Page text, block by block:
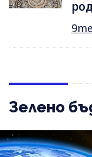
Зелено